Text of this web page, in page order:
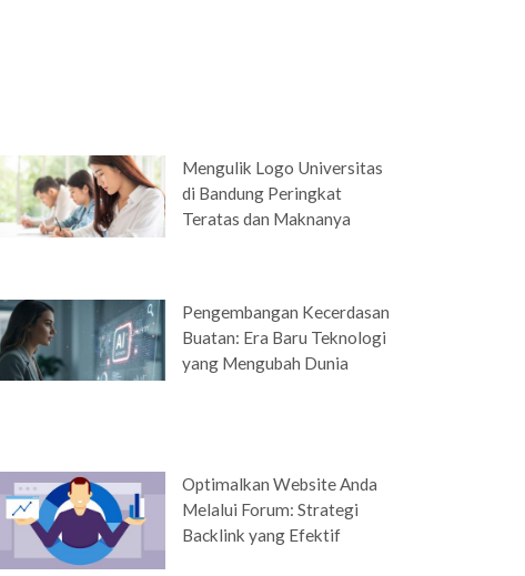
Mengulik Logo Universitas
di Bandung Peringkat
Teratas dan Maknanya
Pengembangan Kecerdasan
Buatan: Era Baru Teknologi
yang Mengubah Dunia
Optimalkan Website Anda
Melalui Forum: Strategi
Backlink yang Efektif